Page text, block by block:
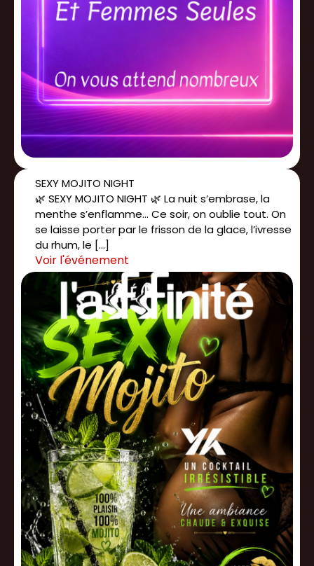
SEXY MOJITO NIGHT
🌿 SEXY MOJITO NIGHT 🌿 La nuit s’embrase, la
menthe s’enflamme... Ce soir, on oublie tout. On
se laisse porter par le frisson de la glace, l’ivresse
du rhum, le […]